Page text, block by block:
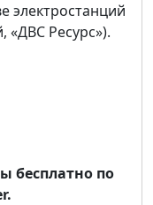
электростанций
Ресурс»).
бесплатно по